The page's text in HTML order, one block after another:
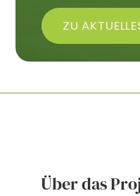
ZU
Über das